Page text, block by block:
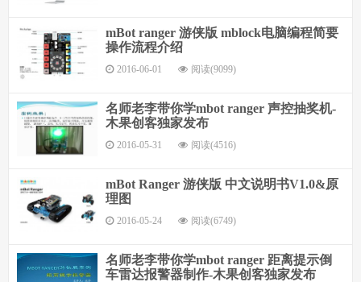
mBot ranger 游侠版 mblock电脑编程简要
操作流程介绍
2016-06-01 阅读(9099)
名师老李带你学mbot ranger 声控抽奖机-
木果创客独家发布
2016-05-31 阅读(4516)
mBot Ranger 游侠版 中文说明书V1.0&原
理图
2016-05-24 阅读(6749)
名师老李带你学mbot ranger 距离提示倒
车雷达报警器制作-木果创客独家发布